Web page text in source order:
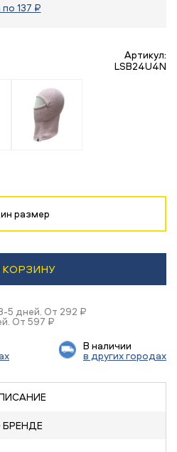
137 ₽
Артикул:
LSB24U4N
размер
КОРЗИНУ
5 дней. От 292 ₽
От 597 ₽
В наличии
в других городах
БРЕНДЕ